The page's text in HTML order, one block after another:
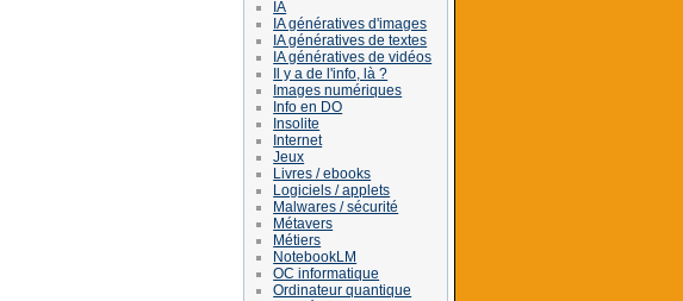
IA
IA génératives d'images
IA génératives de textes
IA génératives de vidéos
Il y a de l'info, là ?
Images numériques
Info en DO
Insolite
Internet
Jeux
Livres / ebooks
Logiciels / applets
Malwares / sécurité
Métavers
Métiers
NotebookLM
OC informatique
Ordinateur quantique